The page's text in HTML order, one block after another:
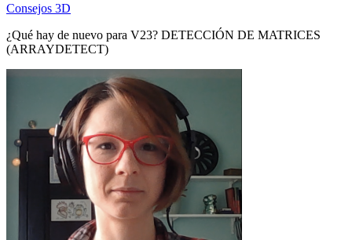
Consejos 3D
¿Qué hay de nuevo para V23? DETECCIÓN DE MATRICES
(ARRAYDETECT)